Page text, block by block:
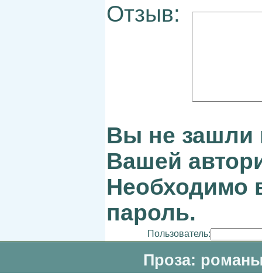
Отзыв:
Вы не зашли
Вашей
Необходимо
пароль.
Пользователь:
Проза: